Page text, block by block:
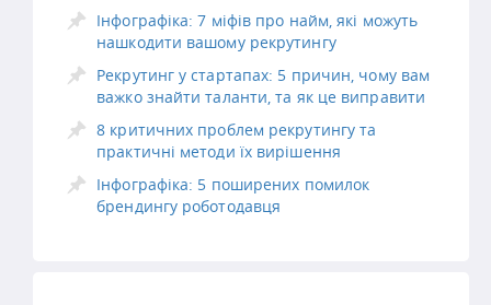
Інфографіка: 7 міфів про найм, які можуть
нашкодити вашому рекрутингу
Рекрутинг у стартапах: 5 причин, чому вам
важко знайти таланти, та як це виправити
8 критичних проблем рекрутингу та
практичні методи їх вирішення
Інфографіка: 5 поширених помилок
брендингу роботодавця